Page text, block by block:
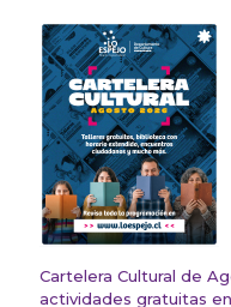
Cartelera Cultural de
actividades gratuitas